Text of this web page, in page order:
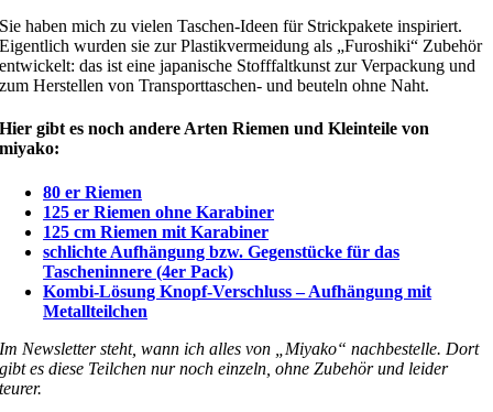
Sie haben mich zu vielen Taschen-Ideen für Strickpakete inspiriert.
Eigentlich wurden sie zur Plastikvermeidung als „Furoshiki“ Zubehör
entwickelt: das ist eine japanische Stofffaltkunst zur Verpackung und
zum Herstellen von Transporttaschen- und beuteln ohne Naht.
Hier gibt es noch andere Arten Riemen und Kleinteile von
miyako:
80 er Riemen
125 er Riemen ohne Karabiner
125 cm Riemen mit Karabiner
schlichte Aufhängung bzw. Gegenstücke für das
Tascheninnere (4er Pack)
Kombi-Lösung Knopf-Verschluss – Aufhängung mit
Metallteilchen
Im Newsletter steht, wann ich alles von „Miyako“ nachbestelle. Dort
gibt es diese Teilchen nur noch einzeln, ohne Zubehör und leider
teurer.